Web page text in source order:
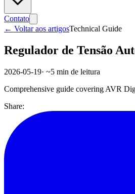
Contato
← Voltar aos artigosTechnical Guide
Regulador de Tensão
2026-05-19· ~5 min de leitura
Comprehensive guide covering AVR
Share: